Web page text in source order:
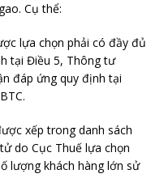
Cụ thể:
lựa chọn phải có đầy đủ
tại Điều 5, Thông tư
đáp ứng quy định tại
xếp trong danh sách
do Cục Thuế lựa chọn
lượng khách hàng lớn sử